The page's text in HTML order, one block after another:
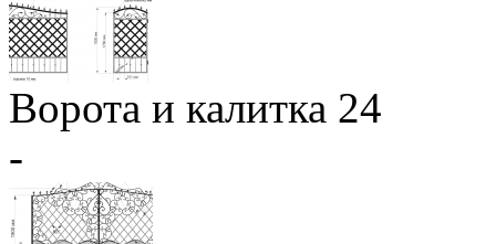
Ворота и калитка 24
-